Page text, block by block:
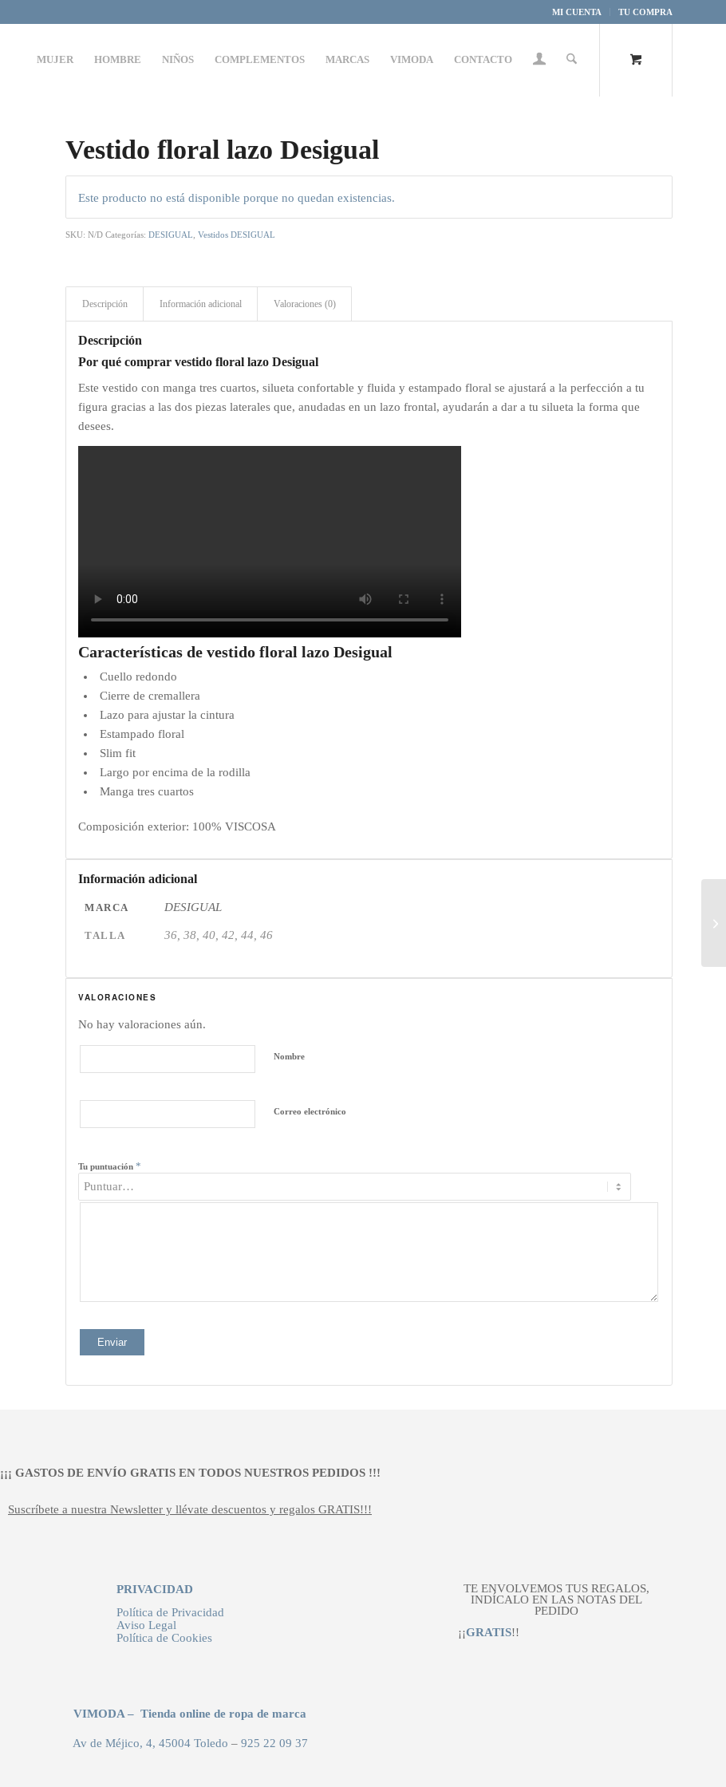
MI CUENTA TU COMPRA
MUJER HOMBRE NIÑOS COMPLEMENTOS MARCAS VIMODA CONTACTO
Vestido floral lazo Desigual
Este producto no está disponible porque no quedan existencias.
SKU:N/D Categorías:DESIGUAL ,Vestidos DESIGUAL
Descripción Información adicional Valoraciones (0)
Descripción
Por qué comprar vestido floral lazo Desigual
Este vestido con manga tres cuartos, silueta confortable y fluida y estampado floral se ajustará a la perfección a tu
figura gracias a las dos piezas laterales que, anudadas en un lazo frontal, ayudarán a dar a tu silueta la forma que
desees.
Características de vestido floral lazo Desigual
Cuello redondo
Cierre de cremallera
Lazo para ajustar la cintura
Estampado floral
Slim fit
Largo por encima de la rodilla
Manga tres cuartos
Composición exterior: 100% VISCOSA
Información adicional
MARCA DESIGUAL
TALLA 36, 38, 40, 42, 44, 46
VALORACIONES
No hay valoraciones aún.
Nombre
Correo electrónico
Tu puntuación*
¡¡¡ GASTOS DE ENVÍO GRATIS EN TODOS NUESTROS PEDIDOS !!!
Suscríbete a nuestra Newsletter y llévate descuentos y regalos GRATIS!!!
PRIVACIDAD
Política de Privacidad
Aviso Legal
Política de Cookies
TE ENVOLVEMOS TUS REGALOS,
INDÍCALO EN LAS NOTAS DEL
PEDIDO
¡¡GRATIS!!
VIMODA – Tienda online de ropa de marca
Av de Méjico, 4, 45004 Toledo – 925 22 09 37